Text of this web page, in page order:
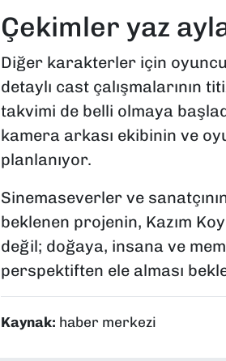
Çekimler yaz
Diğer karakterler için
detaylı cast çalışmalarının
takvimi de belli olmaya
kamera arkası ekibinin ve
planlanıyor.
Sinemaseverler ve
beklenen projenin, Kazım
değil; doğaya, insana ve
perspektiften ele alması
Kaynak: haber merkezi